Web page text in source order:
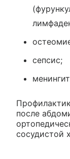
сепсис;
после
сосудистой